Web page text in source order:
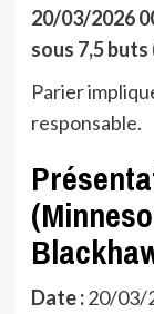
20/03/2026
sous 7,5
Parier
responsable.
Date :20/03/